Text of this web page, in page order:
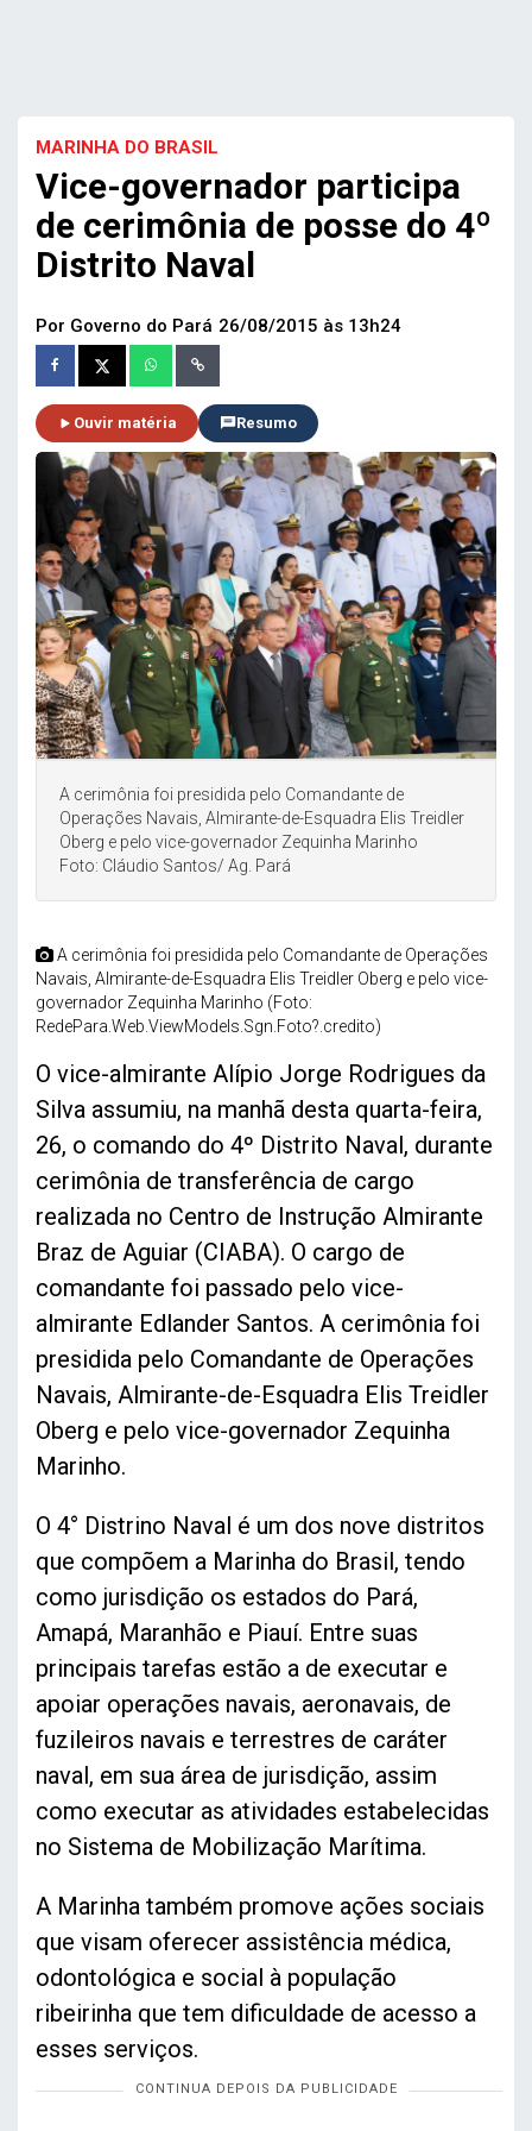
MARINHA DO BRASIL
Vice-governador participa
de cerimônia de posse do 4º
Distrito Naval
Por Governo do Pará 26/08/2015 às 13h24
Ouvir matéria Resumo
A cerimônia foi presidida pelo Comandante de
Operações Navais, Almirante-de-Esquadra Elis Treidler
Oberg e pelo vice-governador Zequinha Marinho
Foto: Cláudio Santos/ Ag. Pará
A cerimônia foi presidida pelo Comandante de Operações
Navais, Almirante-de-Esquadra Elis Treidler Oberg e pelo vice-
governador Zequinha Marinho (Foto:
RedePara.Web.ViewModels.Sgn.Foto?.credito)
O vice-almirante Alípio Jorge Rodrigues da
Silva assumiu, na manhã desta quarta-feira,
26, o comando do 4º Distrito Naval, durante
cerimônia de transferência de cargo
realizada no Centro de Instrução Almirante
Braz de Aguiar (CIABA). O cargo de
comandante foi passado pelo vice-
almirante Edlander Santos. A cerimônia foi
presidida pelo Comandante de Operações
Navais, Almirante-de-Esquadra Elis Treidler
Oberg e pelo vice-governador Zequinha
Marinho.
O 4° Distrino Naval é um dos nove distritos
que compõem a Marinha do Brasil, tendo
como jurisdição os estados do Pará,
Amapá, Maranhão e Piauí. Entre suas
principais tarefas estão a de executar e
apoiar operações navais, aeronavais, de
fuzileiros navais e terrestres de caráter
naval, em sua área de jurisdição, assim
como executar as atividades estabelecidas
no Sistema de Mobilização Marítima.
A Marinha também promove ações sociais
que visam oferecer assistência médica,
odontológica e social à população
ribeirinha que tem dificuldade de acesso a
esses serviços.